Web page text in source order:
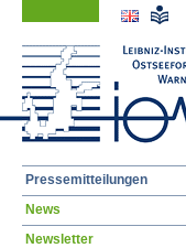
Navigation
Pressemitteilungen
News
Newsletter